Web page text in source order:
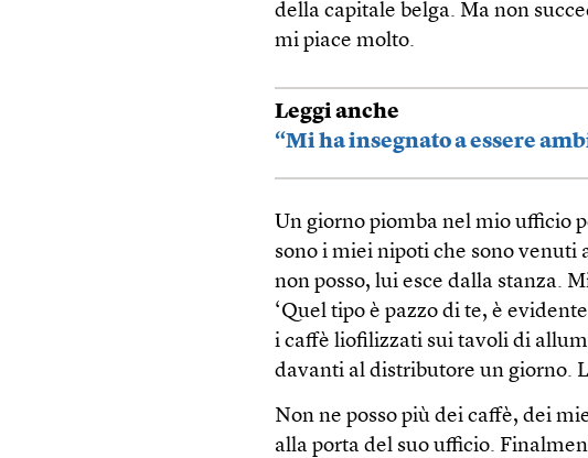
della capitale belga. Ma non
mi piace molto.
Leggi anche
“Mi ha insegnato a essere
Un giorno piomba nel mio ufficio
sono i miei nipoti che sono venuti
non posso, lui esce dalla stanza.
‘Quel tipo è pazzo di te, è
i caffè liofilizzati sui tavoli di
davanti al distributore un giorno.
Non ne posso più dei caffè, dei
alla porta del suo ufficio.